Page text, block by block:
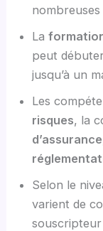
La
peut
jusqu’à un
Les
risques, la
d’assurance
Selon le
varient de
souscripteur